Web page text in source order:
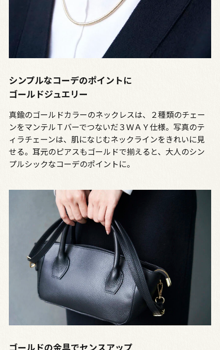
シンプルなコーデのポイントに
ゴールドジュエリー
真鍮のゴールドカラーのネックレスは、２種類のチェー
ンをマンテルＴバーでつないだ３ＷＡＹ仕様。写真のテ
ィラチェーンは、肌になじむネックラインをきれいに見
せる。耳元のピアスもゴールドで揃えると、大人のシン
プルシックなコーデのポイントに。
ゴールドの金具でセンスアップ